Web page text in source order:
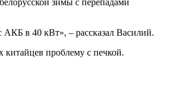
АКБ в 40 кВт», – рассказал Василий.
китайцев проблему с печкой.